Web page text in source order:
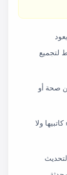
لتجميع
صحة أو
ولا